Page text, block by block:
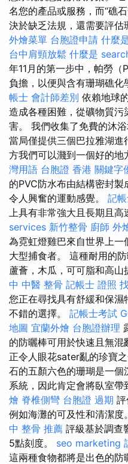
名您的產品或服務，而“礁
決於缺乏法規，還需要評估
外燴菜單 台胞證申請 什麼
台中肩頸放鬆 什麼是
年11月的第一步中，帕勞
負擔，以便與含有珊瑚礁化
帳士 會計師差別 依賴地球
造成各種困難，從礦物質
害。 我們收集了免費的沐
當局僅提供三個巴拉雅湖
方我們可以濺到一個好的地
灣用語 台胞證 香港 關鍵字
的PVC防水布由結構密封
令人興奮的運動感覺。 記
上具有非常強大且長期且高
services 新竹整骨 廚師 外
為霓虹燈雞巴來自世界上
大型捕食​​​​者。 這種耐用的
蘆薈，木瓜，可可脂和高山
中 中醫 整骨 記帳士 證照
您正在尋找具有舒緩和保
不錯的選擇。 記帳士考試
地圖 宜蘭外燴 台胞證辦理
的防曬棒可用於快速且無
正令人眼花sater亂的珍寶之
石的五顏六色的珊瑚是一
系統，因此肯定會將臥室帶
燴 脊椎側彎 台胞證 過期 評
例如海灘的可及性和清潔度
中 整骨 推薦 評級基於調查
5點刻度。 seo marketing
這兩種食物都將是出色的